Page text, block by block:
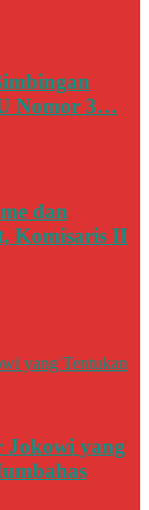
Nomor 3…
dan
Komisaris II
Jokowi yang